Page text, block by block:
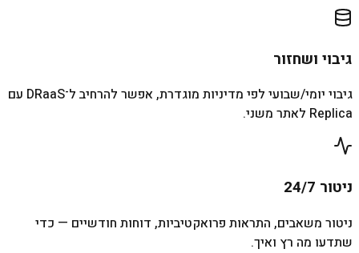
גיבוי ושחזור
גיבוי יומי/שבועי לפי מדיניות מוגדרת, אפשר להרחיב ל־DRaaS עם
Replica לאתר משני.
ניטור 24/7
ניטור משאבים, התראות פרואקטיביות, דוחות חודשיים — כדי
שתדעו מה רץ ואיך.